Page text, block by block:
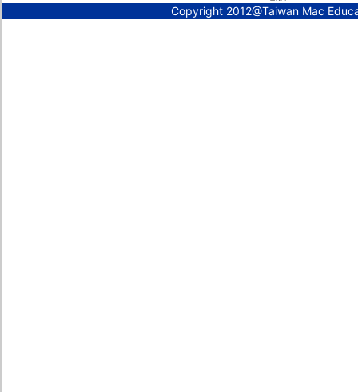
Copyright 2012@Taiwan Mac